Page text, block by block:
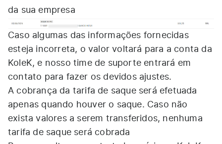
da sua empresa
Caso algumas das informações fornecidas
esteja incorreta, o valor voltará para a conta da
KoleK, e nosso time de suporte entrará em
contato para fazer os devidos ajustes.
A cobrança da tarifa de saque será efetuada
apenas quando houver o saque. Caso não
exista valores a serem transferidos, nenhuma
tarifa de saque será cobrada